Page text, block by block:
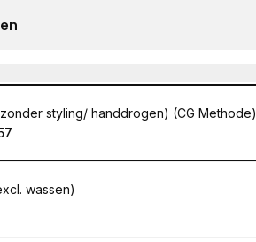
styling/ handdrogen) (CG Methode)
wassen)